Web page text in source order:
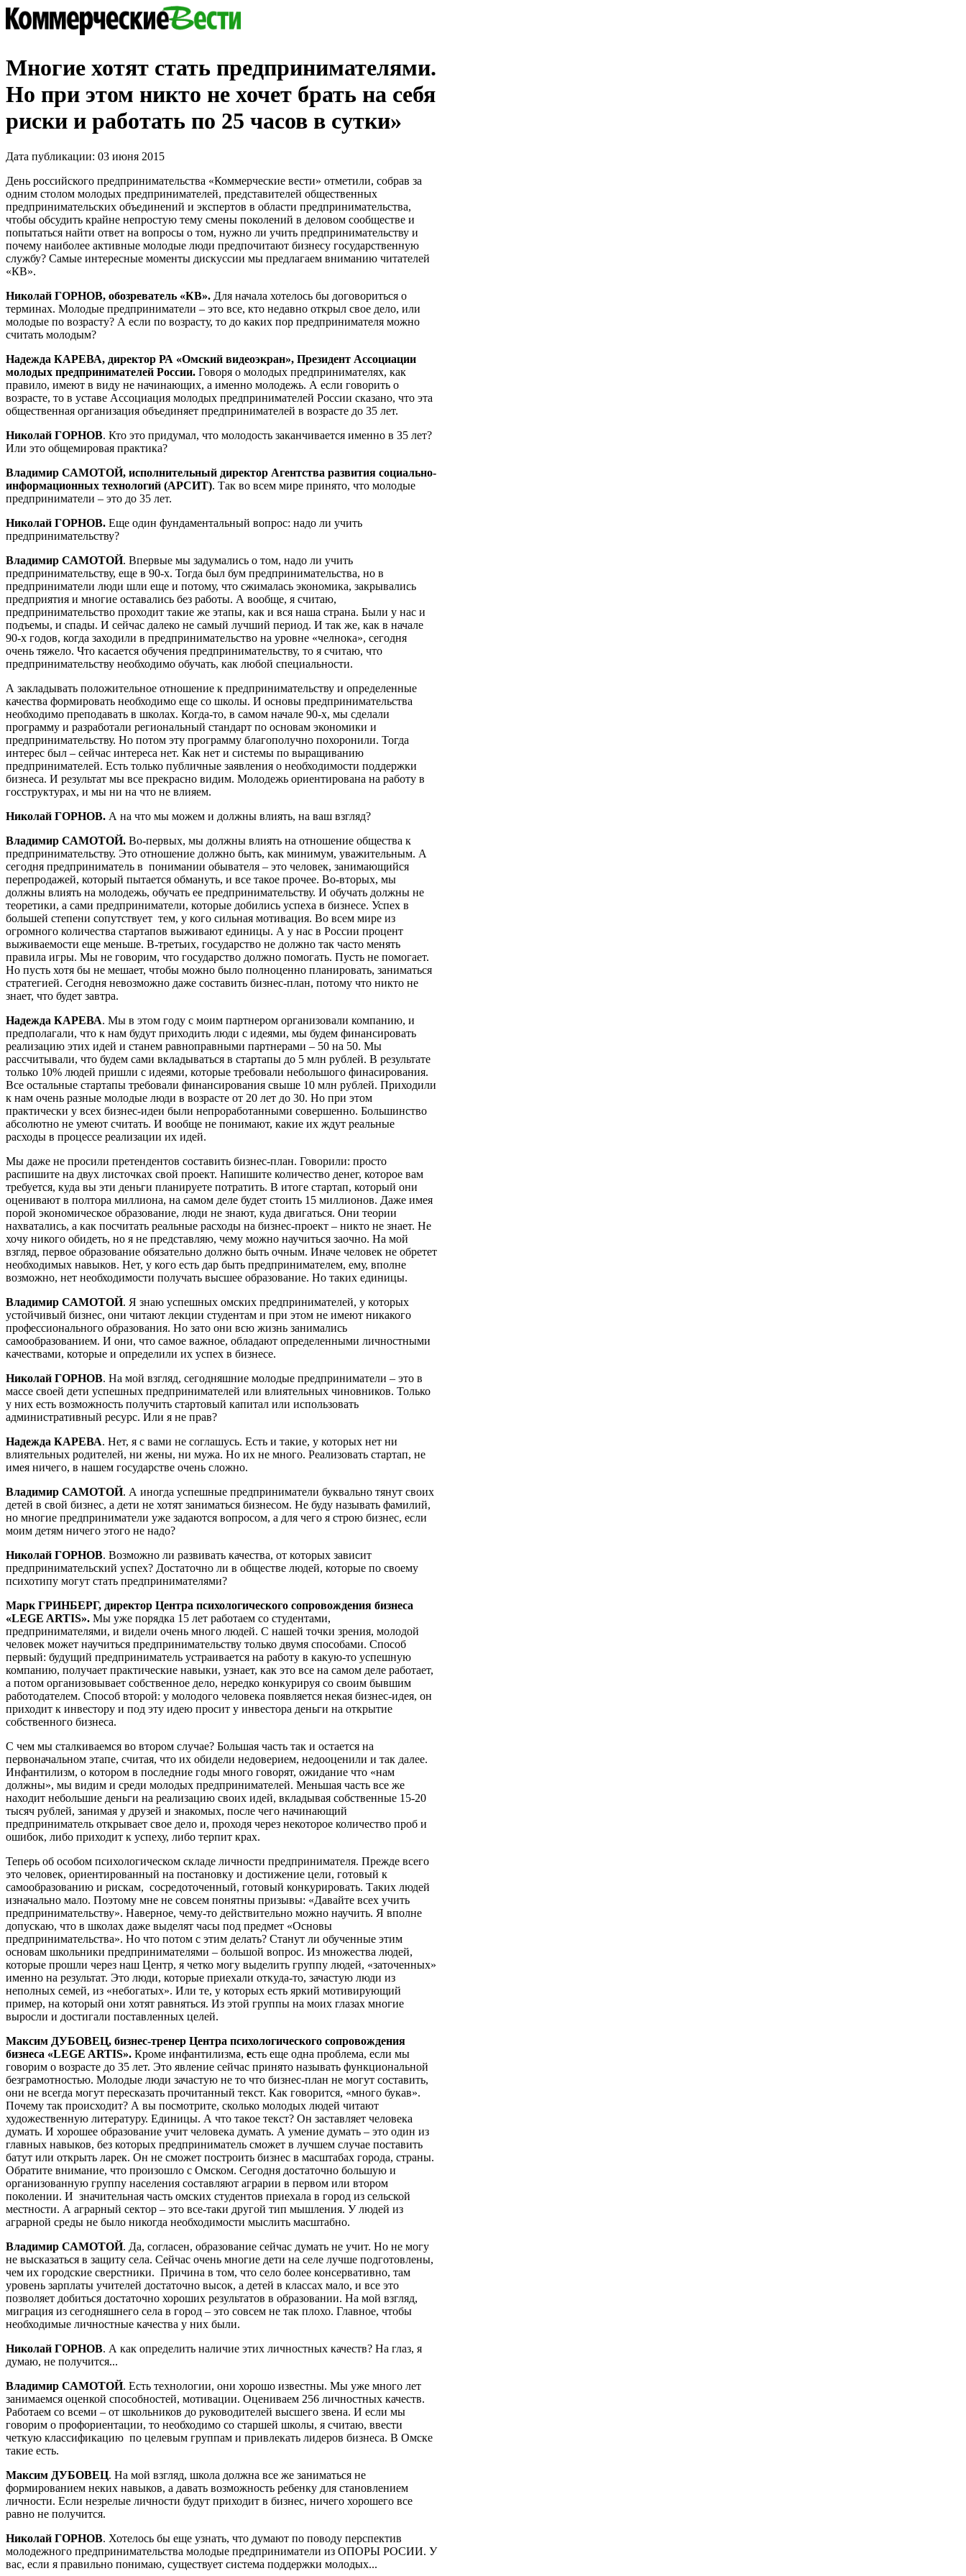
Многие хотят стать предпринимателями.
Но при этом никто не хочет брать на себя
риски и работать по 25 часов в сутки»
Дата публикации: 03 июня 2015
День российского предпринимательства «Коммерческие вести» отметили, собрав за
одним столом молодых предпринимателей, представителей общественных
предпринимательских объединений и экспертов в области предпринимательства,
чтобы обсудить крайне непростую тему смены поколений в деловом сообществе и
попытаться найти ответ на вопросы о том, нужно ли учить предпринимательству и
почему наиболее активные молодые люди предпочитают бизнесу государственную
службу? Самые интересные моменты дискуссии мы предлагаем вниманию читателей
«КВ».
Николай ГОРНОВ, обозреватель «КВ». Для начала хотелось бы договориться о
терминах. Молодые предприниматели – это все, кто недавно открыл свое дело, или
молодые по возрасту? А если по возрасту, то до каких пор предпринимателя можно
считать молодым?
Надежда КАРЕВА, директор РА «Омский видеоэкран», Президент Ассоциации
молодых предпринимателей России. Говоря о молодых предпринимателях, как
правило, имеют в виду не начинающих, а именно молодежь. А если говорить о
возрасте, то в уставе Ассоциация молодых предпринимателей России сказано, что эта
общественная организация объединяет предпринимателей в возрасте до 35 лет.
Николай ГОРНОВ. Кто это придумал, что молодость заканчивается именно в 35 лет?
Или это общемировая практика?
Владимир САМОТОЙ, исполнительный директор Агентства развития социально-
информационных технологий (АРСИТ). Так во всем мире принято, что молодые
предприниматели – это до 35 лет.
Николай ГОРНОВ. Еще один фундаментальный вопрос: надо ли учить
предпринимательству?
Владимир САМОТОЙ. Впервые мы задумались о том, надо ли учить
предпринимательству, еще в 90-х. Тогда был бум предпринимательства, но в
предприниматели люди шли еще и потому, что сжималась экономика, закрывались
предприятия и многие оставались без работы. А вообще, я считаю,
предпринимательство проходит такие же этапы, как и вся наша страна. Были у нас и
подъемы, и спады. И сейчас далеко не самый лучший период. И так же, как в начале
90-х годов, когда заходили в предпринимательство на уровне «челнока», сегодня
очень тяжело. Что касается обучения предпринимательству, то я считаю, что
предпринимательству необходимо обучать, как любой специальности.
А закладывать положительное отношение к предпринимательству и определенные
качества формировать необходимо еще со школы. И основы предпринимательства
необходимо преподавать в школах. Когда-то, в самом начале 90-х, мы сделали
программу и разработали региональный стандарт по основам экономики и
предпринимательству. Но потом эту программу благополучно похоронили. Тогда
интерес был – сейчас интереса нет. Как нет и системы по выращиванию
предпринимателей. Есть только публичные заявления о необходимости поддержки
бизнеса. И результат мы все прекрасно видим. Молодежь ориентирована на работу в
госструктурах, и мы ни на что не влияем.
Николай ГОРНОВ. А на что мы можем и должны влиять, на ваш взгляд?
Владимир САМОТОЙ. Во-первых, мы должны влиять на отношение общества к
предпринимательству. Это отношение должно быть, как минимум, уважительным. А
сегодня предприниматель в понимании обывателя – это человек, занимающийся
перепродажей, который пытается обмануть, и все такое прочее. Во-вторых, мы
должны влиять на молодежь, обучать ее предпринимательству. И обучать должны не
теоретики, а сами предприниматели, которые добились успеха в бизнесе. Успех в
большей степени сопутствует тем, у кого сильная мотивация. Во всем мире из
огромного количества стартапов выживают единицы. А у нас в России процент
выживаемости еще меньше. В-третьих, государство не должно так часто менять
правила игры. Мы не говорим, что государство должно помогать. Пусть не помогает.
Но пусть хотя бы не мешает, чтобы можно было полноценно планировать, заниматься
стратегией. Сегодня невозможно даже составить бизнес-план, потому что никто не
знает, что будет завтра.
Надежда КАРЕВА. Мы в этом году с моим партнером организовали компанию, и
предполагали, что к нам будут приходить люди с идеями, мы будем финансировать
реализацию этих идей и станем равноправными партнерами – 50 на 50. Мы
рассчитывали, что будем сами вкладываться в стартапы до 5 млн рублей. В результате
только 10% людей пришли с идеями, которые требовали небольшого финасирования.
Все остальные стартапы требовали финансирования свыше 10 млн рублей. Приходили
к нам очень разные молодые люди в возрасте от 20 лет до 30. Но при этом
практически у всех бизнес-идеи были непроработанными совершенно. Большинство
абсолютно не умеют считать. И вообще не понимают, какие их ждут реальные
расходы в процессе реализации их идей.
Мы даже не просили претендентов составить бизнес-план. Говорили: просто
распишите на двух листочках свой проект. Напишите количество денег, которое вам
требуется, куда вы эти деньги планируете потратить. В итоге стартап, который они
оценивают в полтора миллиона, на самом деле будет стоить 15 миллионов. Даже имея
порой экономическое образование, люди не знают, куда двигаться. Они теории
нахватались, а как посчитать реальные расходы на бизнес-проект – никто не знает. Не
хочу никого обидеть, но я не представляю, чему можно научиться заочно. На мой
взгляд, первое образование обязательно должно быть очным. Иначе человек не обретет
необходимых навыков. Нет, у кого есть дар быть предпринимателем, ему, вполне
возможно, нет необходимости получать высшее образование. Но таких единицы.
Владимир САМОТОЙ. Я знаю успешных омских предпринимателей, у которых
устойчивый бизнес, они читают лекции студентам и при этом не имеют никакого
профессионального образования. Но зато они всю жизнь занимались
самообразованием. И они, что самое важное, обладают определенными личностными
качествами, которые и определили их успех в бизнесе.
Николай ГОРНОВ. На мой взгляд, сегодняшние молодые предприниматели – это в
массе своей дети успешных предпринимателей или влиятельных чиновников. Только
у них есть возможность получить стартовый капитал или использовать
административный ресурс. Или я не прав?
Надежда КАРЕВА. Нет, я с вами не соглашусь. Есть и такие, у которых нет ни
влиятельных родителей, ни жены, ни мужа. Но их не много. Реализовать стартап, не
имея ничего, в нашем государстве очень сложно.
Владимир САМОТОЙ. А иногда успешные предприниматели буквально тянут своих
детей в свой бизнес, а дети не хотят заниматься бизнесом. Не буду называть фамилий,
но многие предприниматели уже задаются вопросом, а для чего я строю бизнес, если
моим детям ничего этого не надо?
Николай ГОРНОВ. Возможно ли развивать качества, от которых зависит
предпринимательский успех? Достаточно ли в обществе людей, которые по своему
психотипу могут стать предпринимателями?
Марк ГРИНБЕРГ, директор Центра психологического сопровождения бизнеса
«LEGE ARTIS». Мы уже порядка 15 лет работаем со студентами,
предпринимателями, и видели очень много людей. С нашей точки зрения, молодой
человек может научиться предпринимательству только двумя способами. Способ
первый: будущий предприниматель устраивается на работу в какую-то успешную
компанию, получает практические навыки, узнает, как это все на самом деле работает,
а потом организовывает собственное дело, нередко конкурируя со своим бывшим
работодателем. Способ второй: у молодого человека появляется некая бизнес-идея, он
приходит к инвестору и под эту идею просит у инвестора деньги на открытие
собственного бизнеса.
С чем мы сталкиваемся во втором случае? Большая часть так и остается на
первоначальном этапе, считая, что их обидели недоверием, недооценили и так далее.
Инфантилизм, о котором в последние годы много говорят, ожидание что «нам
должны», мы видим и среди молодых предпринимателей. Меньшая часть все же
находит небольшие деньги на реализацию своих идей, вкладывая собственные 15-20
тысяч рублей, занимая у друзей и знакомых, после чего начинающий
предприниматель открывает свое дело и, проходя через некоторое количество проб и
ошибок, либо приходит к успеху, либо терпит крах.
Теперь об особом психологическом складе личности предпринимателя. Прежде всего
это человек, ориентированный на постановку и достижение цели, готовый к
самообразованию и рискам, сосредоточенный, готовый конкурировать. Таких людей
изначально мало. Поэтому мне не совсем понятны призывы: «Давайте всех учить
предпринимательству». Наверное, чему-то действительно можно научить. Я вполне
допускаю, что в школах даже выделят часы под предмет «Основы
предпринимательства». Но что потом с этим делать? Станут ли обученные этим
основам школьники предпринимателями – большой вопрос. Из множества людей,
которые прошли через наш Центр, я четко могу выделить группу людей, «заточенных»
именно на результат. Это люди, которые приехали откуда-то, зачастую люди из
неполных семей, из «небогатых». Или те, у которых есть яркий мотивирующий
пример, на который они хотят равняться. Из этой группы на моих глазах многие
выросли и достигали поставленных целей.
Максим ДУБОВЕЦ, бизнес-тренер Центра психологического сопровождения
бизнеса «LEGE ARTIS». Кроме инфантилизма, есть еще одна проблема, если мы
говорим о возрасте до 35 лет. Это явление сейчас принято называть функциональной
безграмотностью. Молодые люди зачастую не то что бизнес-план не могут составить,
они не всегда могут пересказать прочитанный текст. Как говорится, «много букав».
Почему так происходит? А вы посмотрите, сколько молодых людей читают
художественную литературу. Единицы. А что такое текст? Он заставляет человека
думать. И хорошее образование учит человека думать. А умение думать – это один из
главных навыков, без которых предприниматель сможет в лучшем случае поставить
батут или открыть ларек. Он не сможет построить бизнес в масштабах города, страны.
Обратите внимание, что произошло с Омском. Сегодня достаточно большую и
организованную группу населения составляют аграрии в первом или втором
поколении. И значительная часть омских студентов приехала в город из сельской
местности. А аграрный сектор – это все-таки другой тип мышления. У людей из
аграрной среды не было никогда необходимости мыслить масштабно.
Владимир САМОТОЙ. Да, согласен, образование сейчас думать не учит. Но не могу
не высказаться в защиту села. Сейчас очень многие дети на селе лучше подготовлены,
чем их городские сверстники. Причина в том, что село более консервативно, там
уровень зарплаты учителей достаточно высок, а детей в классах мало, и все это
позволяет добиться достаточно хороших результатов в образовании. На мой взгляд,
миграция из сегодняшнего села в город – это совсем не так плохо. Главное, чтобы
необходимые личностные качества у них были.
Николай ГОРНОВ. А как определить наличие этих личностных качеств? На глаз, я
думаю, не получится...
Владимир САМОТОЙ. Есть технологии, они хорошо известны. Мы уже много лет
занимаемся оценкой способностей, мотивации. Оцениваем 256 личностных качеств.
Работаем со всеми – от школьников до руководителей высшего звена. И если мы
говорим о профориентации, то необходимо со старшей школы, я считаю, ввести
четкую классификацию по целевым группам и привлекать лидеров бизнеса. В Омске
такие есть.
Максим ДУБОВЕЦ. На мой взгляд, школа должна все же заниматься не
формированием неких навыков, а давать возможность ребенку для становлением
личности. Если незрелые личности будут приходит в бизнес, ничего хорошего все
равно не получится.
Николай ГОРНОВ. Хотелось бы еще узнать, что думают по поводу перспектив
молодежного предпринимательства молодые предприниматели из ОПОРЫ РОСИИ. У
вас, если я правильно понимаю, существует система поддержки молодых...